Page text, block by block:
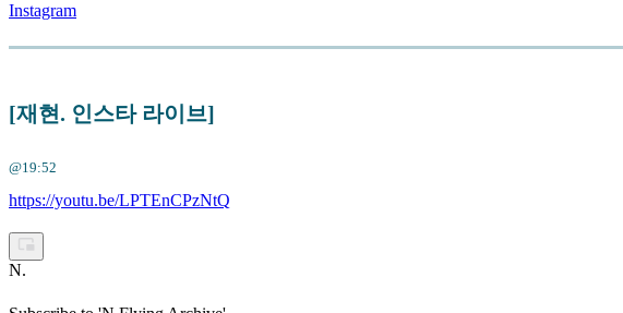
Instagram
[재현. 인스타 라이브]
@19:52
https://youtu.be/LPTEnCPzNtQ
N.